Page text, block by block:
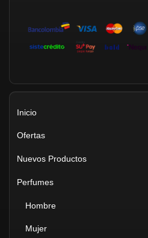
Inicio
Ofertas
Nuevos Productos
Perfumes
Hombre
Mujer